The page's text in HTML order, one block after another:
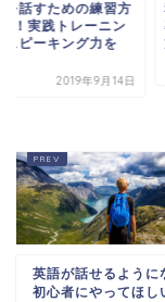
的に正しい最強に効
よい英単語を覚え
英語が話せるように
初心者にやってほし